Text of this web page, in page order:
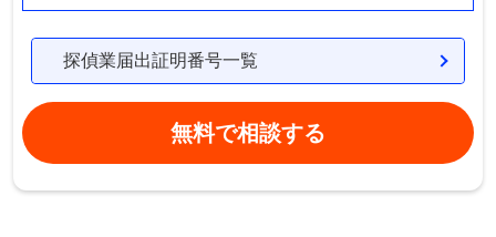
探偵業届出証明番号一覧
無料で相談する